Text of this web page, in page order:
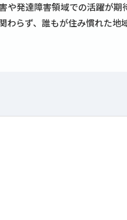
や発達障害領域での活躍が
らず、誰もが住み慣れた地